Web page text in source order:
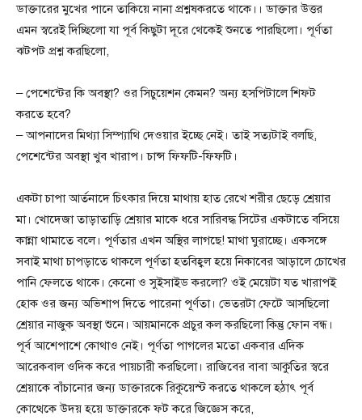
ডাক্তারের মুখের পানে তাকিয়ে নানা প্রশ্নষকরতে থাকে।। ডাক্তার উত্তর
এমন স্বরেই দিচ্ছিলো যা পূর্ব কিছুটা দূরে থেকেই শুনতে পারছিলো। পূর্ণতা
ঝটপট প্রশ্ন করছিলো,
– পেশেন্টের কি অবস্থা? ওর সিচুয়েশন কেমন? অন্য হসপিটালে শিফট
করতে হবে?
– আপনাদের মিথ্যা সিম্প্যাথি দেওয়ার ইচ্ছে নেই। তাই সত্যটাই বলছি,
পেশেন্টের অবস্থা খুব খারাপ। চান্স ফিফটি-ফিফটি।
একটা চাপা আর্তনাদে চিৎকার দিয়ে মাথায় হাত রেখে শরীর ছেড়ে শ্রেয়ার
মা। খোদেজা তাড়াতাড়ি শ্রেয়ার মাকে ধরে সারিবদ্ধ সিটের একটাতে বসিয়ে
কান্না থামাতে বলে। পূর্ণতার এখন অস্থির লাগছে! মাথা ঘুরাচ্ছে। একসঙ্গে
সবাই মাথা চাপড়াতে থাকলে পূর্ণতা হতবিহ্বল হয়ে নিকাবের আড়ালে চোখের
পানি ফেলতে থাকে। কেনো ও সুইসাইড করলো? ওই মেয়েটা যত খারাপই
হোক ওর জন্য অভিশাপ দিতে পারেনা পূর্ণতা। ভেতরটা ফেটে আসছিলো
শ্রেয়ার নাজুক অবস্থা শুনে। আয়মানকে প্রচুর কল করছিলো কিন্তু ফোন বন্ধ।
পূর্ব আশেপাশে কোথাও নেই। পূর্ণতা পাগলের মতো একবার এদিক
আরেকবাল ওদিক করে পায়চারী করছিলো। রাজিবের বাবা আকুতির স্বরে
শ্রেয়াকে বাঁচানোর জন্য ডাক্তারকে রিকুয়েস্ট করতে থাকলে হঠাৎ পূর্ব
কোত্থেকে উদয় হয়ে ডাক্তারকে ফট করে জিজ্ঞেস করে,